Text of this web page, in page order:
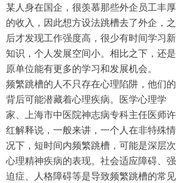
某人身在国企，很羡慕那些外企员工丰厚
的收入，因此想方设法跳槽去了外企，之
后才发现工作强度高，很少有时间学习新
知识，个人发展空间小。相比之下，还是
原单位能有更多的学习和发展机会。
频繁跳槽的人不只存在心理陷阱，他们的
背后可能潜藏着心理疾病。医学心理学
家、上海市中医院神志病专科主任医师许
红解释说，一般来讲，一个人在非特殊情
况下，短时间内频繁跳槽，可能是深层次
心理精神疾病的表现。社会适应障碍、强
迫症、人格障碍等是导致频繁跳槽的常见